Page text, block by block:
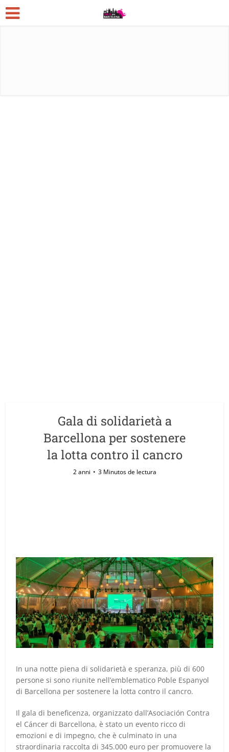
Gala di solidarietà a
Barcellona per sostenere
la lotta contro il cancro
2 anni 3 Minutos de lectura
In una notte piena di solidarietà e speranza, più di 600
persone si sono riunite nell’emblematico Poble Espanyol
di Barcellona per sostenere la lotta contro il cancro.
Il gala di beneficenza, organizzato dall’Asociación Contra
el Cáncer di Barcellona, è stato un evento ricco di
emozioni e di impegno, che è culminato in una
straordinaria raccolta di 345.000 euro per promuovere la